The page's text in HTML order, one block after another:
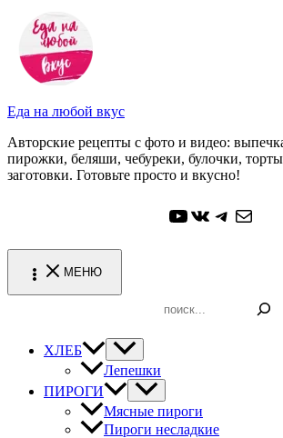
Еда на любой вкус
Авторские рецепты с фото и видео:
пирожки, беляши, чебуреки, булочки,
заготовки. Готовьте просто и вкусно!
YouTube
ВКонтакте
Telegram
Почта
МЕНЮ
ХЛЕБ
Лепешки
ПИРОГИ
Мясные пироги
Пироги несладкие